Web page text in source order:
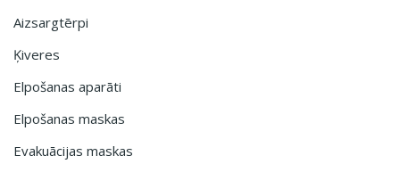
Aizsargtērpi
Ķiveres
Elpošanas aparāti
Elpošanas maskas
Evakuācijas maskas